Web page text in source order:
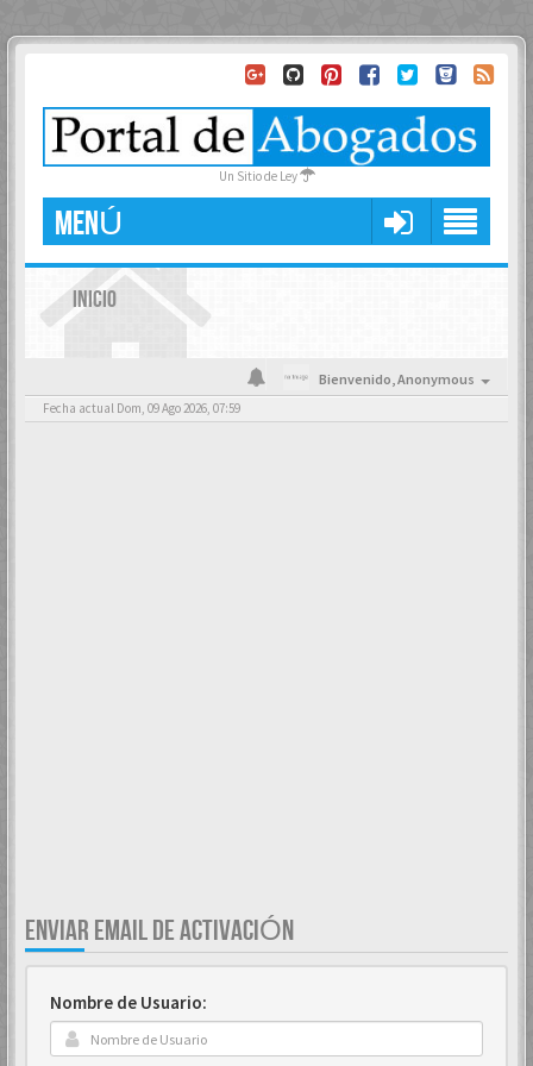
Un Sitio de Ley
MENÚ
INICIO
Bienvenido,Anonymous
Fecha actual Dom, 09 Ago 2026, 07:59
ENVIAR EMAIL DE ACTIVACIÓN
Nombre de Usuario: